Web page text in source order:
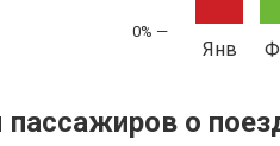
Янв
о